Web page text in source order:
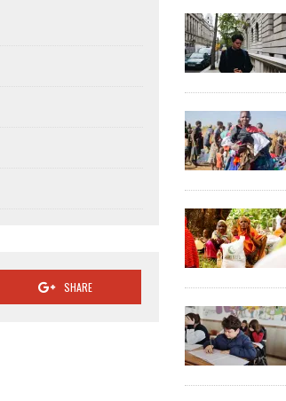
SHARE